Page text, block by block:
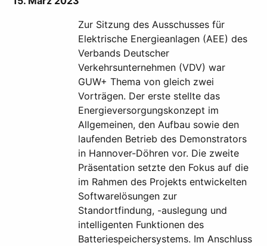
Zur Sitzung des Ausschusses für
Elektrische Energieanlagen (AEE) des
Verbands Deutscher
Verkehrsunternehmen (VDV) war
GUW+ Thema von gleich zwei
Vorträgen. Der erste stellte das
Energieversorgungskonzept im
Allgemeinen, den Aufbau sowie den
laufenden Betrieb des Demonstrators
in Hannover-Döhren vor. Die zweite
Präsentation setzte den Fokus auf die
im Rahmen des Projekts entwickelten
Softwarelösungen zur
Standortfindung, -auslegung und
intelligenten Funktionen des
Batteriespeichersystems. Im Anschluss